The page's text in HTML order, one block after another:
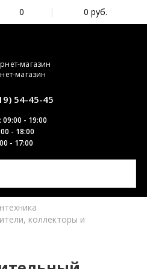
0 | 0 руб.
магазин
54-45-45
- 19:00
- 18:00
- 17:00
коллекторы и